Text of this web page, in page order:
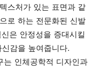
스처가 있는 표면과 같
로 하는 전문화된 신발
은 안정성을 증대시킬
감을 높여줍니다.
는 인체공학적 디자인과